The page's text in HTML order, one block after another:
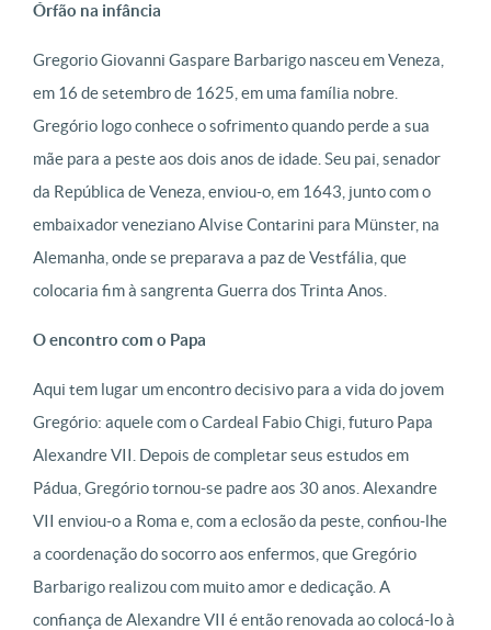
Órfão na infância
Gregorio Giovanni Gaspare Barbarigo nasceu em Veneza,
em 16 de setembro de 1625, em uma família nobre.
Gregório logo conhece o sofrimento quando perde a sua
mãe para a peste aos dois anos de idade. Seu pai, senador
da República de Veneza, enviou-o, em 1643, junto com o
embaixador veneziano Alvise Contarini para Münster, na
Alemanha, onde se preparava a paz de Vestfália, que
colocaria fim à sangrenta Guerra dos Trinta Anos.
O encontro com o Papa
Aqui tem lugar um encontro decisivo para a vida do jovem
Gregório: aquele com o Cardeal Fabio Chigi, futuro Papa
Alexandre VII. Depois de completar seus estudos em
Pádua, Gregório tornou-se padre aos 30 anos. Alexandre
VII enviou-o a Roma e, com a eclosão da peste, confiou-lhe
a coordenação do socorro aos enfermos, que Gregório
Barbarigo realizou com muito amor e dedicação. A
confiança de Alexandre VII é então renovada ao colocá-lo à